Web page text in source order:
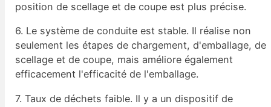
position de scellage et de coupe est plus précise.
6. Le système de conduite est stable. Il réalise non
seulement les étapes de chargement, d'emballage, de
scellage et de coupe, mais améliore également
efficacement l'efficacité de l'emballage.
7. Taux de déchets faible. Il y a un dispositif de